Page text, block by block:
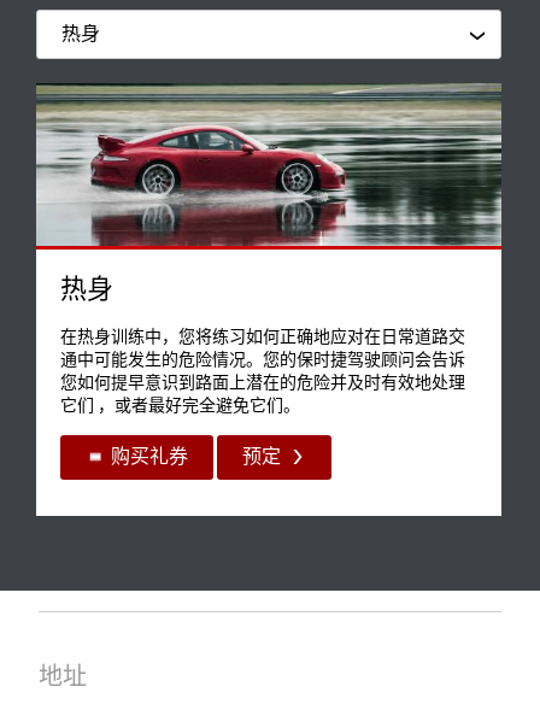
体验
718 GT4 RS vs 911 GT3
驾驶体验
总价
15,911.00 元
结账
热身
在热身训练中，您将练习如何正确地应对在日常道路交
通中可能发生的危险情况。您的保时捷驾驶顾问会告诉
您如何提早意识到路面上潜在的危险并及时有效地处理
它们 ，或者最好完全避免它们。
购买礼券 预定
地址